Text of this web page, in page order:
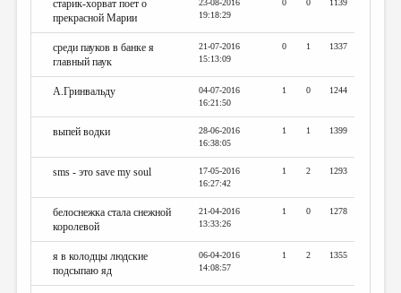
старик-хорват поет о
прекрасной Марии
23-08-2016
19:18:29
0 0 1139
среди пауков в банке я
главный паук
21-07-2016
15:13:09
0 1 1337
А.Гринвальду
04-07-2016
16:21:50
1 0 1244
выпей водки
28-06-2016
16:38:05
1 1 1399
sms - это save my soul
17-05-2016
16:27:42
1 2 1293
белоснежка стала снежной
королевой
21-04-2016
13:33:26
1 0 1278
я в колодцы людские
подсыпаю яд
06-04-2016
14:08:57
1 2 1355